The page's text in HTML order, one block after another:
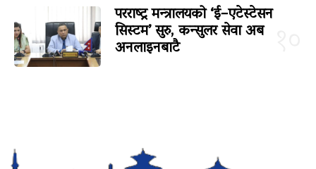
परराष्ट्र मन्त्रालयको ‘ई–एटेस्टेसन
सिस्टम’ सुरु, कन्सुलर सेवा अब
अनलाइनबाटै